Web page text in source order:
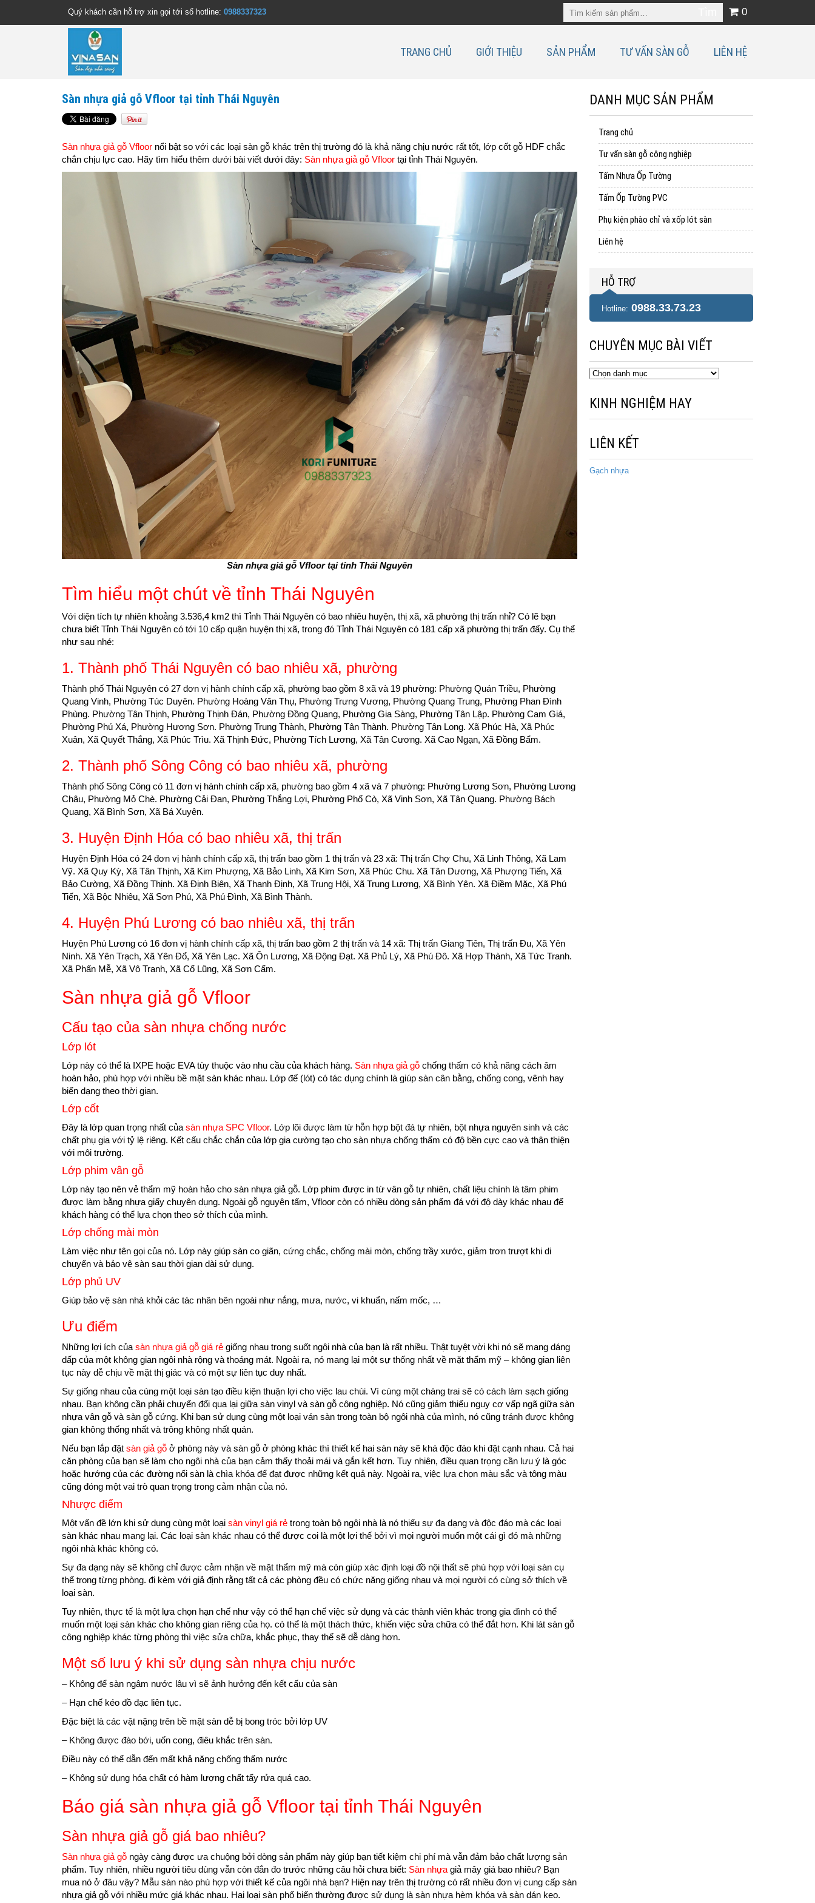
Quý khách cần hỗ trợ xin gọi tới số hotline: 0988337323 0
TRANG CHỦ GIỚI THIỆU SẢN PHẨM TƯ VẤN SÀN GỖ LIÊN HỆ
Sàn nhựa giả gỗ Vfloor tại tỉnh Thái Nguyên
Sàn nhựa giả gỗ Vfloor nổi bật so với các loại sàn gỗ khác trên thị trường đó là khả năng chịu nước rất tốt, lớp cốt gỗ HDF chắc
chắn chịu lực cao. Hãy tìm hiểu thêm dưới bài viết dưới đây: Sàn nhựa giả gỗ Vfloor tại tỉnh Thái Nguyên.
Sàn nhựa giả gỗ Vfloor tại tỉnh Thái Nguyên
Tìm hiểu một chút về tỉnh Thái Nguyên
Với diện tích tự nhiên khoảng 3.536,4 km2 thì Tỉnh Thái Nguyên có bao nhiêu huyện, thị xã, xã phường thị trấn nhỉ? Có lẽ bạn
chưa biết Tỉnh Thái Nguyên có tới 10 cấp quận huyện thị xã, trong đó Tỉnh Thái Nguyên có 181 cấp xã phường thị trấn đấy. Cụ thể
như sau nhé:
1. Thành phố Thái Nguyên có bao nhiêu xã, phường
Thành phố Thái Nguyên có 27 ​đơn vị hành chính cấp xã, phường bao gồm 8 xã và 19 phường: Phường Quán Triều, Phường
Quang Vinh, Phường Túc Duyên. Phường Hoàng Văn Thụ, Phường Trưng Vương, Phường Quang Trung, Phường Phan Đình
Phùng. Phường Tân Thịnh, Phường Thịnh Đán, Phường Đồng Quang, Phường Gia Sàng, Phường Tân Lập. Phường Cam Giá,
Phường Phú Xá, Phường Hương Sơn. Phường Trung Thành, Phường Tân Thành. Phường Tân Long. Xã Phúc Hà, Xã Phúc
Xuân, Xã Quyết Thắng, Xã Phúc Trìu. Xã Thịnh Đức, Phường Tích Lương, Xã Tân Cương. Xã Cao Ngạn, Xã Đồng Bẩm.
2. Thành phố Sông Công có bao nhiêu xã, phường
Thành phố Sông Công có 11 ​đơn vị hành chính cấp xã, phường bao gồm 4 xã và 7 phường: Phường Lương Sơn, Phường Lương
Châu, Phường Mỏ Chè. Phường Cải Đan, Phường Thắng Lợi, Phường Phố Cò, Xã Vinh Sơn, Xã Tân Quang. Phường Bách
Quang, Xã Bình Sơn, Xã Bá Xuyên.
3. Huyện Định Hóa có bao nhiêu xã, thị trấn
Huyện Định Hóa có 24 ​đơn vị hành chính cấp xã, thị trấn bao gồm 1 thị trấn và 23 xã: Thị trấn Chợ Chu, Xã Linh Thông, Xã Lam
Vỹ. Xã Quy Kỳ, Xã Tân Thịnh, Xã Kim Phượng, Xã Bảo Linh, Xã Kim Sơn, Xã Phúc Chu. Xã Tân Dương, Xã Phượng Tiến, Xã
Bảo Cường, Xã Đồng Thịnh. Xã Định Biên, Xã Thanh Định, Xã Trung Hội, Xã Trung Lương, Xã Bình Yên. Xã Điềm Mặc, Xã Phú
Tiến, Xã Bộc Nhiêu, Xã Sơn Phú, Xã Phú Đình, Xã Bình Thành.
4. Huyện Phú Lương có bao nhiêu xã, thị trấn
Huyện Phú Lương có 16 ​đơn vị hành chính cấp xã, thị trấn bao gồm 2 thị trấn và 14 xã: Thị trấn Giang Tiên, Thị trấn Đu, Xã Yên
Ninh. Xã Yên Trạch, Xã Yên Đổ, Xã Yên Lạc. Xã Ôn Lương, Xã Động Đạt. Xã Phủ Lý, Xã Phú Đô. Xã Hợp Thành, Xã Tức Tranh.
Xã Phấn Mễ, Xã Vô Tranh, Xã Cổ Lũng, Xã Sơn Cẩm.
Sàn nhựa giả gỗ Vfloor
Cấu tạo của sàn nhựa chống nước
Lớp lót
Lớp này có thể là IXPE hoặc EVA tùy thuộc vào nhu cầu của khách hàng. Sàn nhựa giả gỗ chống thấm có khả năng cách âm
hoàn hảo, phù hợp với nhiều bề mặt sàn khác nhau. Lớp đế (lót) có tác dụng chính là giúp sàn cân bằng, chống cong, vênh hay
biến dạng theo thời gian.
Lớp cốt
Đây là lớp quan trọng nhất của sàn nhựa SPC Vfloor. Lớp lõi được làm từ hỗn hợp bột đá tự nhiên, bột nhựa nguyên sinh và các
chất phụ gia với tỷ lệ riêng. Kết cấu chắc chắn của lớp gia cường tạo cho sàn nhựa chống thấm có độ bền cực cao và thân thiện
với môi trường.
Lớp phim vân gỗ
Lớp này tạo nên vẻ thẩm mỹ hoàn hảo cho sàn nhựa giả gỗ. Lớp phim được in từ vân gỗ tự nhiên, chất liệu chính là tâm phim
được làm bằng nhựa giấy chuyên dụng. Ngoài gỗ nguyên tấm, Vfloor còn có nhiều dòng sản phẩm đá với độ dày khác nhau để
khách hàng có thể lựa chọn theo sở thích của mình.
Lớp chống mài mòn
Làm việc như tên gọi của nó. Lớp này giúp sàn co giãn, cứng chắc, chống mài mòn, chống trầy xước, giảm trơn trượt khi di
chuyển và bảo vệ sàn sau thời gian dài sử dụng.
Lớp phủ UV
Giúp bảo vệ sàn nhà khỏi các tác nhân bên ngoài như nắng, mưa, nước, vi khuẩn, nấm mốc, …
Ưu điểm
Những lợi ích của sàn nhựa giả gỗ giá rẻ giống nhau trong suốt ngôi nhà của bạn là rất nhiều. Thật tuyệt vời khi nó sẽ mang dáng
dấp của một không gian ngôi nhà rộng và thoáng mát. Ngoài ra, nó mang lại một sự thống nhất về mặt thẩm mỹ – không gian liên
tục này dễ chịu về mặt thị giác và có một sự liên tục duy nhất.
Sự giống nhau của cùng một loại sàn tạo điều kiện thuận lợi cho việc lau chùi. Vì cùng một chàng trai sẽ có cách làm sạch giống
nhau. Bạn không cần phải chuyển đổi qua lại giữa sàn vinyl và sàn gỗ công nghiệp. Nó cũng giảm thiểu nguy cơ vấp ngã giữa sàn
nhựa vân gỗ và sàn gỗ cứng. Khi bạn sử dụng cùng một loại ván sàn trong toàn bộ ngôi nhà của mình, nó cũng tránh được không
gian không thống nhất và trông không nhất quán.
Nếu bạn lắp đặt sàn giả gỗ ở phòng này và sàn gỗ ở phòng khác thì thiết kế hai sàn này sẽ khá độc đáo khi đặt cạnh nhau. Cả hai
căn phòng của bạn sẽ làm cho ngôi nhà của bạn cảm thấy thoải mái và gắn kết hơn. Tuy nhiên, điều quan trọng cần lưu ý là góc
hoặc hướng của các đường nối sàn là chìa khóa để đạt được những kết quả này. Ngoài ra, việc lựa chọn màu sắc và tông màu
cũng đóng một vai trò quan trọng trong cảm nhận của nó.
Nhược điểm
Một vấn đề lớn khi sử dụng cùng một loại sàn vinyl giá rẻ trong toàn bộ ngôi nhà là nó thiếu sự đa dạng và độc đáo mà các loại
sàn khác nhau mang lại. Các loại sàn khác nhau có thể được coi là một lợi thế bởi vì mọi người muốn một cái gì đó mà những
ngôi nhà khác không có.
Sự đa dạng này sẽ không chỉ được cảm nhận về mặt thẩm mỹ mà còn giúp xác định loại đồ nội thất sẽ phù hợp với loại sàn cụ
thể trong từng phòng. đi kèm với giả định rằng tất cả các phòng đều có chức năng giống nhau và mọi người có cùng sở thích về
loại sàn.
Tuy nhiên, thực tế là một lựa chọn hạn chế như vậy có thể hạn chế việc sử dụng và các thành viên khác trong gia đình có thể
muốn một loại sàn khác cho không gian riêng của họ. có thể là một thách thức, khiến việc sửa chữa có thể đắt hơn. Khi lát sàn gỗ
công nghiệp khác từng phòng thì việc sửa chữa, khắc phục, thay thế sẽ dễ dàng hơn.
Một số lưu ý khi sử dụng sàn nhựa chịu nước
– Không để sàn ngâm nước lâu vì sẽ ảnh hưởng đến kết cấu của sàn
– Hạn chế kéo đồ đạc liên tục.
Đặc biệt là các vật nặng trên bề mặt sàn dễ bị bong tróc bởi lớp UV
– Không được đào bới, uốn cong, điêu khắc trên sàn.
Điều này có thể dẫn đến mất khả năng chống thấm nước
– Không sử dụng hóa chất có hàm lượng chất tẩy rửa quá cao.
Báo giá sàn nhựa giả gỗ Vfloor tại tỉnh Thái Nguyên
Sàn nhựa giả gỗ giá bao nhiêu?
Sàn nhựa giả gỗ ngày càng được ưa chuộng bởi dòng sản phẩm này giúp bạn tiết kiệm chi phí mà vẫn đảm bảo chất lượng sản
phẩm. Tuy nhiên, nhiều người tiêu dùng vẫn còn đắn đo trước những câu hỏi chưa biết: Sàn nhựa giả mây giá bao nhiêu? Bạn
mua nó ở đâu vậy? Mẫu sàn nào phù hợp với thiết kế của ngôi nhà bạn? Hiện nay trên thị trường có rất nhiều đơn vị cung cấp sàn
nhựa giả gỗ với nhiều mức giá khác nhau. Hai loại sàn phổ biến thường được sử dụng là sàn nhựa hèm khóa và sàn dán keo.
DANH MỤC SẢN PHẨM
Trang chủ
Tư vấn sàn gỗ công nghiệp
Tấm Nhựa Ốp Tường
Tấm Ốp Tường PVC
Phụ kiện phào chỉ và xốp lót sàn
Liên hệ
HỖ TRỢ
Hotline: 0988.33.73.23
CHUYÊN MỤC BÀI VIẾT
Chuyên
viết
KINH NGHIỆM HAY
LIÊN KẾT
Gạch nhựa